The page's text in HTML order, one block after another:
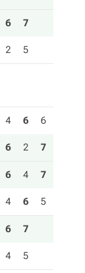
6 7
2 5
4 6 6
6 2 7
6 4 7
4 6 5
6 7
4 5